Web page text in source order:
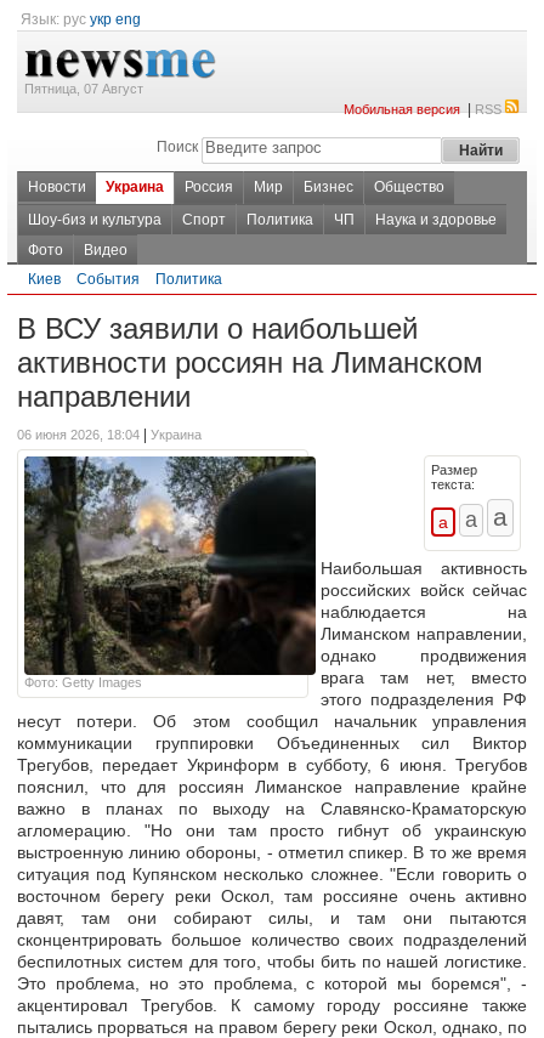
Язык: рус укр eng
Пятница, 07 Август
Мобильная версия|RSS
Поиск
Новости Украина Россия Мир Бизнес
Общество
Шоу-биз и культура
Спорт Политика ЧП
Наука и здоровье
Фото
Видео
Киев
События Политика
В ВСУ заявили о наибольшей
активности россиян на Лиманском
направлении
06 июня 2026, 18:04 Украина
Фото: Getty Images
Размер
текста:
Наибольшая активность
российских войск сейчас
наблюдается на
Лиманском направлении,
однако продвижения
врага там нет, вместо
этого подразделения РФ
несут потери. Об этом сообщил начальник управления
коммуникации группировки Объединенных сил Виктор
Трегубов, передает Укринформ в субботу, 6 июня. Трегубов
пояснил, что для россиян Лиманское направление крайне
важно в планах по выходу на Славянско-Краматорскую
агломерацию. "Но они там просто гибнут об украинскую
выстроенную линию обороны, - отметил спикер. В то же время
ситуация под Купянском несколько сложнее. "Если говорить о
восточном берегу реки Оскол, там россияне очень активно
давят, там они собирают силы, и там они пытаются
сконцентрировать большое количество своих подразделений
беспилотных систем для того, чтобы бить по нашей логистике.
Это проблема, но это проблема, с которой мы боремся", -
акцентировал Трегубов. К самому городу россияне также
пытались прорваться на правом берегу реки Оскол, однако, по